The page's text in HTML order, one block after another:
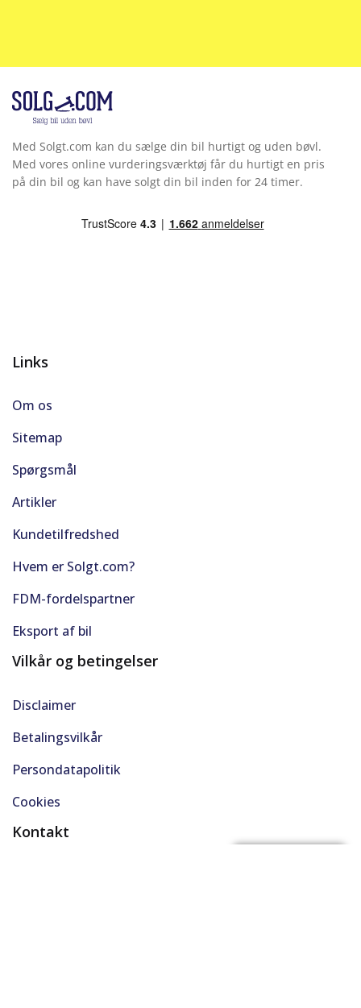
Med Solgt.com kan du sælge din bil hurtigt og uden bøvl.
Med vores online vurderingsværktøj får du hurtigt en pris
på din bil og kan have solgt din bil inden for 24 timer.
Links
Om os
Sitemap
Spørgsmål
Artikler
Kundetilfredshed
Hvem er Solgt.com?
FDM-fordelspartner
Eksport af bil
Vilkår og betingelser
Disclaimer
Betalingsvilkår
Persondatapolitik
Cookies
Kontakt